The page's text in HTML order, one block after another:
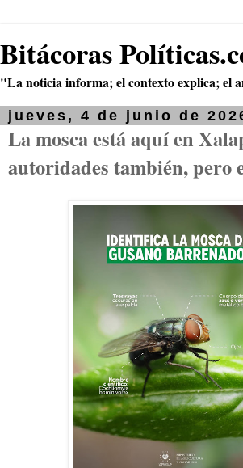
Bitácoras
"La noticia informa; el contexto explica; el
jueves, 4 de junio de
La mosca está aquí en
autoridades también, pero